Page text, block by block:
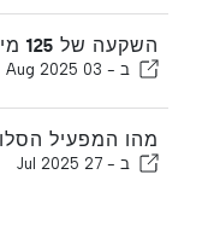
השקעה של 125 מיליון אירו בפיתוח אלגרבה
ב - 03 Aug 2025
מהו המפעיל
ב - 27 Jul 2025